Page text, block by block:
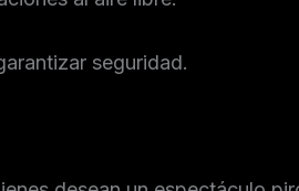
seguridad.